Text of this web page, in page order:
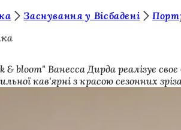
Заснування у Вісбадені
bloom" Ванесса Дирда реалізує
кав'ярні з красою сезонних